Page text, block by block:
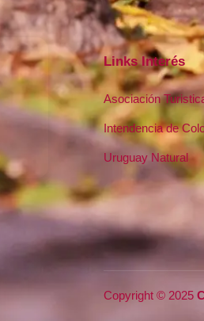
Links Interés
Asociación
Intendencia de
Uruguay Natural
Copyright © 2025